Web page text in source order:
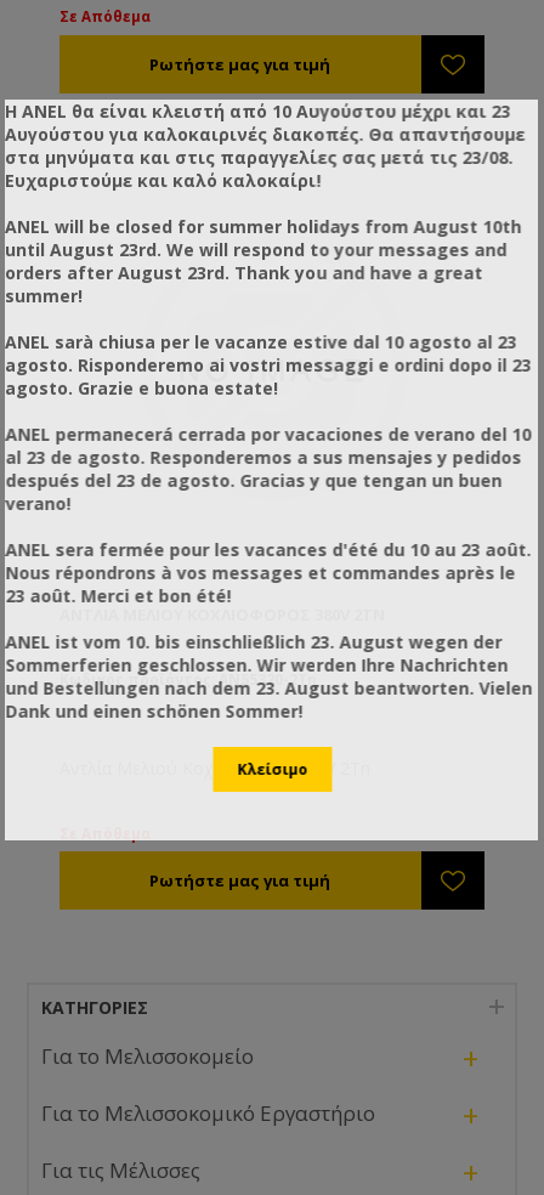
ακραίες συνθήκες (κρύο μέλι με χαμηλή υγρασία). Η
ανοξείδωτο πλαίσιο, έτοιμη για να εξοπλιστεί με
φίλτρο ref.XD55400 τελικού σταδίου, έτσι ώστε να
επιτύχετε ταυτόχρονα και τη μεταφορά και το
φιλτράρισμα του μελιού.
Σε Απόθεμα
Κωδικός προϊόντος: AN55320-2Tn
Αντλία Μελιού Κοχλιοφόρος 380V 2Tn
ΚΑΤΗΓΟΡΊΕΣ
Για το Μελισσοκομείο +
Για το Μελισσοκομικό Εργαστήριο +
Για τις Μέλισσες +
Η ANEL θα είναι κλειστή από 10 Αυγούστου μέχρι και 23
Αυγούστου για καλοκαιρινές διακοπές. Θα απαντήσουμε
στα μηνύματα και στις παραγγελίες σας μετά τις 23/08.
Ευχαριστούμε και καλό καλοκαίρι!
ANEL will be closed for summer holidays from August 10th
until August 23rd. We will respond to your messages and
orders after August 23rd. Thank you and have a great
summer!
ANEL sarà chiusa per le vacanze estive dal 10 agosto al 23
agosto. Risponderemo ai vostri messaggi e ordini dopo il 23
agosto. Grazie e buona estate!
ANEL permanecerá cerrada por vacaciones de verano del 10
al 23 de agosto. Responderemos a sus mensajes y pedidos
después del 23 de agosto. Gracias y que tengan un buen
verano!
ANEL sera fermée pour les vacances d'été du 10 au 23 août.
Nous répondrons à vos messages et commandes après le
23 août. Merci et bon été!
ANEL ist vom 10. bis einschließlich 23. August wegen der
Sommerferien geschlossen. Wir werden Ihre Nachrichten
und Bestellungen nach dem 23. August beantworten. Vielen
Dank und einen schönen Sommer!